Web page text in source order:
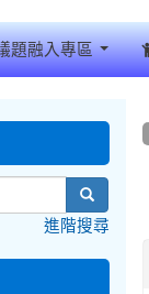
題融入專區
search
進階搜尋